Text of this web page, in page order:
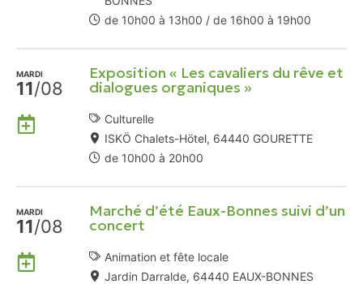
de 10h00 à 13h00 / de 16h00 à 19h00
Agenda
Google
MARDI
11/08
Exposition « Les cavaliers du rêve et
dialogues organiques »
Culturelle
ISKÖ Chalets-Hötel, 64440 GOURETTE
de 10h00 à 20h00
Ajouter
Agenda
Google
MARDI
11/08
Marché d’été Eaux-Bonnes suivi d’un
concert
Animation et fête locale
Jardin Darralde, 64440 EAUX-BONNES
Ajouter